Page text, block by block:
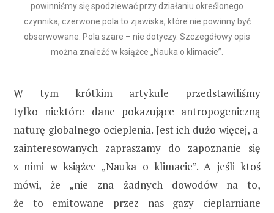
powinniśmy się spodziewać przy działaniu określonego
czynnika, czerwone pola to zjawiska, które nie powinny być
obserwowane. Pola szare – nie dotyczy. Szczegółowy opis
można znaleźć w książce „Nauka o klimacie”.
W tym krótkim artykule przedstawiliśmy
tylko niektóre dane pokazujące antropogeniczną
naturę globalnego ocieplenia. Jest ich dużo więcej, a
zainteresowanych zapraszamy do zapoznanie się
z nimi w książce „Nauka o klimacie”. A jeśli ktoś
mówi, że „nie zna żadnych dowodów na to,
że to emitowane przez nas gazy cieplarniane